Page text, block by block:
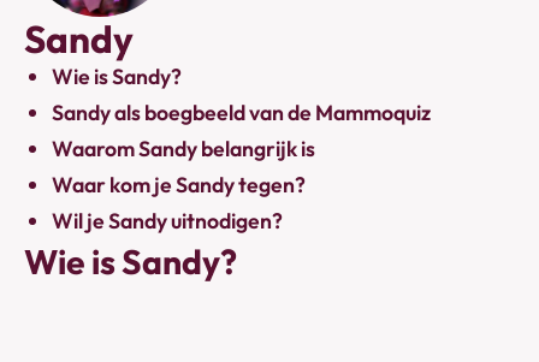
Sandy
Wie is Sandy?
Sandy als boegbeeld van de Mammoquiz
Waarom Sandy belangrijk is
Waar kom je Sandy tegen?
Wil je Sandy uitnodigen?
Wie is Sandy?